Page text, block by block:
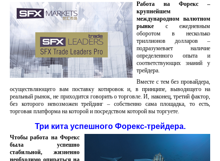
Работа на Форекс –
крупнейшем
международном валютном
рынке с ежедневным
оборотом в несколько
триллионов долларов –
подразумевает наличие
определенного опыта и
соответствующих знаний у
трейдера.
Вместе с тем без провайдера,
осуществляющего вам поставку котировок и, в принципе, выводящего на
реальный рынок, не приходится говорить о торговле. И, наконец, третий фактор,
без которого невозможен трейдинг – собственно сама площадка, то есть,
торговая платформа на которой и посредством которой вы торгуете.
Три кита успешного Форекс-трейдера.
Чтобы работа на Форекс
была успешно
стабильной, жизненно
необходимо опираться на